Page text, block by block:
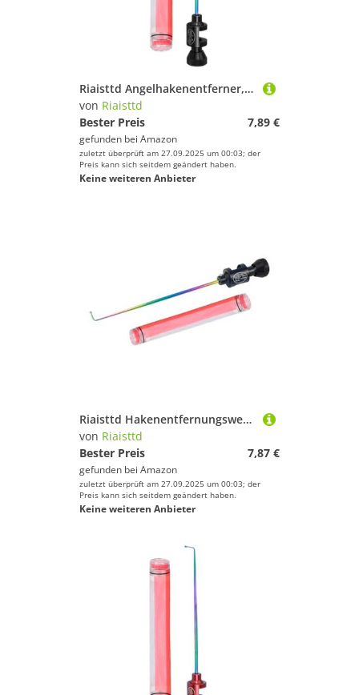
Riaisttd Angelhakenentferner, ergonomisches Werkzeug zum Entfernen von Fischhaken, tragbares Angelhaken-Entfernungswerkzeug mit ergonomischem Griff, multifunktionaler Fischentferner
von Riaisttd
Bester Preis
7,89 €
gefunden bei Amazon
zuletzt überprüft am 27.09.2025 um 00:03; der
Preis kann sich seitdem geändert haben.
Keine weiteren Anbieter
Riaisttd Hakenentfernungswerkzeug Angeln, Angelhakenentferner,Metall-Angelhaken-Entferner - Multifunktionaler Metall-Angelhakenentferner, ergonomischer Hakenentferner zum Angeln
von Riaisttd
Bester Preis
7,87 €
gefunden bei Amazon
zuletzt überprüft am 27.09.2025 um 00:03; der
Preis kann sich seitdem geändert haben.
Keine weiteren Anbieter